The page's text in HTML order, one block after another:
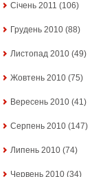
Січень 2011 (106)
Грудень 2010 (88)
Листопад 2010 (49)
Жовтень 2010 (75)
Вересень 2010 (41)
Серпень 2010 (147)
Липень 2010 (74)
Червень 2010 (34)